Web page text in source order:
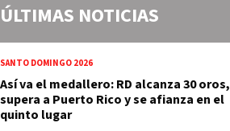
ÚLTIMAS NOTICIAS
SANTO DOMINGO 2026
Así va el medallero: RD alcanza 30 oros,
supera a Puerto Rico y se afianza en el
quinto lugar